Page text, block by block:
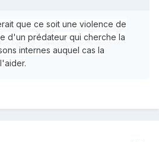
que ce soit une violence de
d'un prédateur qui cherche la
internes auquel cas la